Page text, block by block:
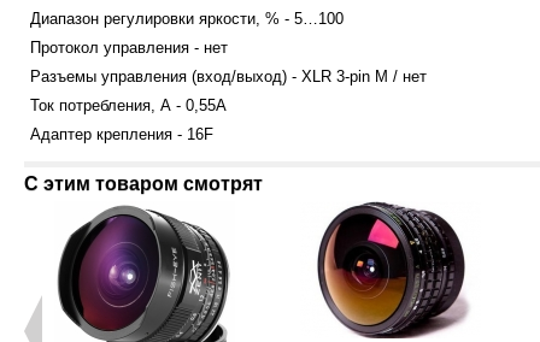
Диапазон регулировки яркости, % - 5…100
Протокол управления - нет
Разъемы управления (вход/выход) - XLR 3-pin M / нет
Ток потребления, А - 0,55А
Адаптер крепления - 16F
С этим товаром смотрят